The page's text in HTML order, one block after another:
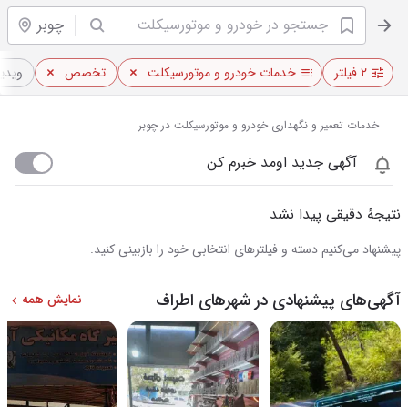
چوبر
۲ فیلتر خدمات خودرو و موتورسیکلت تخصص
خدمات تعمیر و نگهداری خودرو و موتورسیکلت در چوبر
آگهی جدید اومد خبرم کن
نتیجهٔ دقیقی پیدا نشد
پیشنهاد می‌کنیم دسته و فیلترهای انتخابی خود را بازبینی کنید.
آگهی‌های پیشنهادی در شهرهای اطراف نمایش همه